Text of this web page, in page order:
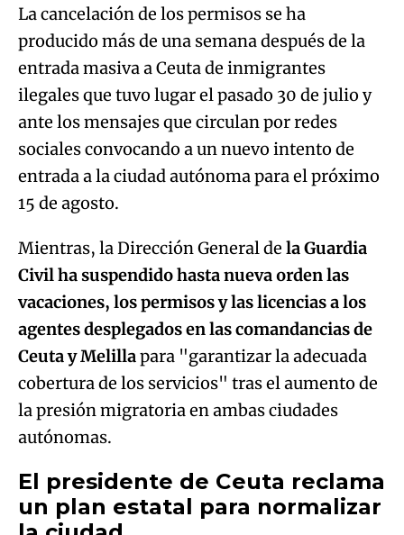
La cancelación de los permisos se ha
producido más de una semana después de la
entrada masiva a Ceuta de inmigrantes
ilegales que tuvo lugar el pasado 30 de julio y
ante los mensajes que circulan por redes
sociales convocando a un nuevo intento de
entrada a la ciudad autónoma para el próximo
15 de agosto.
Mientras, la Dirección General de la Guardia
Civil ha suspendido hasta nueva orden las
vacaciones, los permisos y las licencias a los
agentes desplegados en las comandancias de
Ceuta y Melillapara "garantizar la adecuada
cobertura de los servicios" tras el aumento de
la presión migratoria en ambas ciudades
autónomas.
El presidente de Ceuta reclama
un plan estatal para normalizar